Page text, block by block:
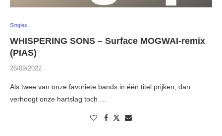
Singles
WHISPERING SONS – Surface MOGWAI-remix
(PIAS)
26/09/2022
Als twee van onze favoriete bands in één titel prijken, dan
verhoogt onze hartslag toch …